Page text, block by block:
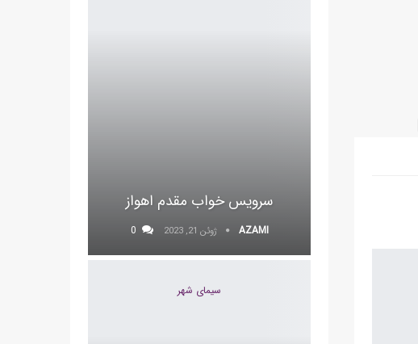
سرویس خواب مقدم اهواز
AZAMI ژوئن 21, 2023
سیمای شهر